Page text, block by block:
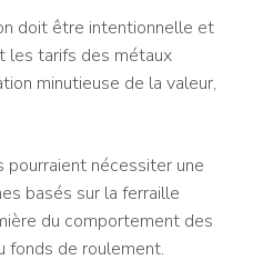
doit être intentionnelle et
les tarifs des métaux
minutieuse de la valeur,
nécessiter une
basés sur la ferraille
du comportement des
fonds de roulement.